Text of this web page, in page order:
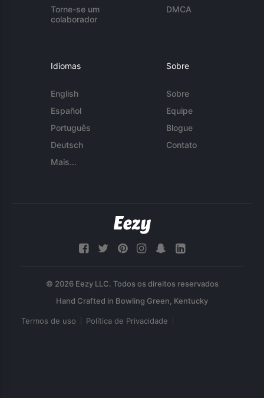
Torne-se um
colaborador
DMCA
Idiomas
English
Español
Português
Deutsch
Mais...
Sobre
Sobre
Equipe
Blogue
Contato
© 2026 Eezy LLC. Todos os direitos reservados
Termos de uso Política de Privacidade